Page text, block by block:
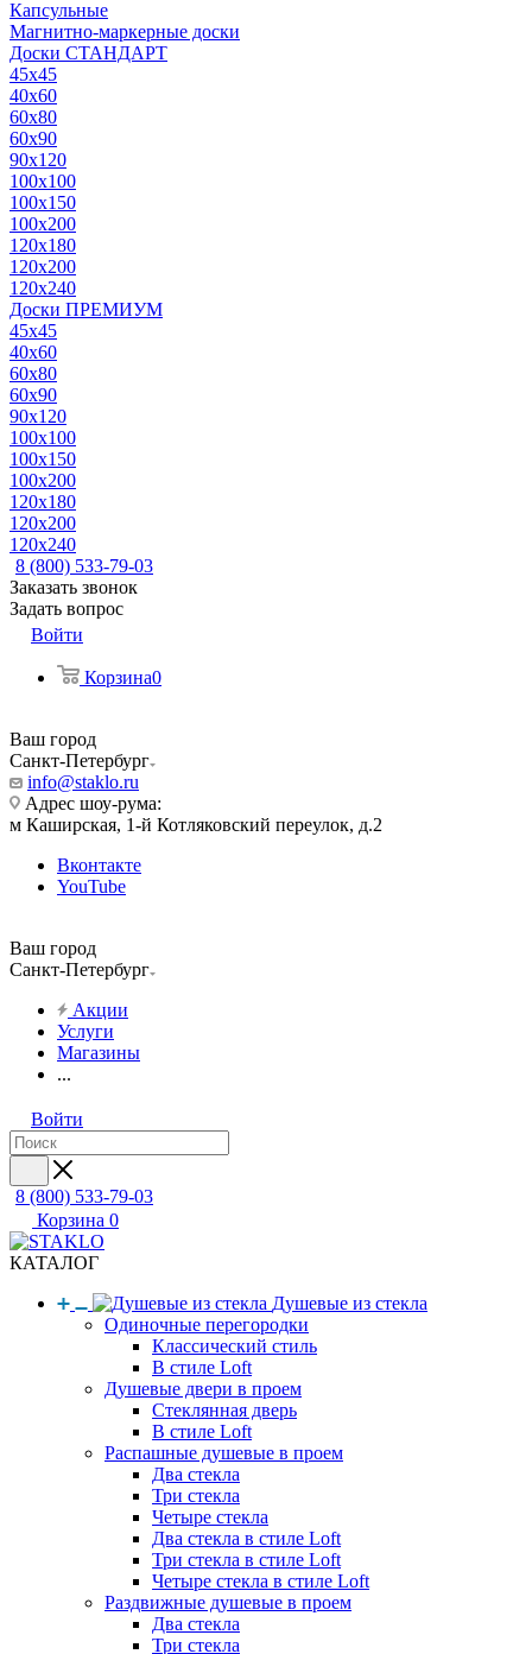
Капсульные
Магнитно-маркерные доски
Доски СТАНДАРТ
45x45
40x60
60x80
60x90
90x120
100x100
100x150
100x200
120x180
120x200
120x240
Доски ПРЕМИУМ
45x45
40x60
60x80
60x90
90x120
100x100
100x150
100x200
120x180
120x200
120x240
8 (800) 533-79-03
Заказать звонок
Задать вопрос
Войти
Корзина0
Ваш город
Санкт-Петербург
info@staklo.ru
Адрес шоу-рума:
м Каширская, 1-й Котляковский переулок, д.2
Вконтакте
YouTube
Ваш город
Санкт-Петербург
Акции
Услуги
Магазины
...
Войти
8 (800) 533-79-03
Корзина 0
КАТАЛОГ
Душевые из стекла
Одиночные перегородки
Классический стиль
В стиле Loft
Душевые двери в проем
Стеклянная дверь
В стиле Loft
Распашные душевые в проем
Два стекла
Три стекла
Четыре стекла
Два стекла в стиле Loft
Три стекла в стиле Loft
Четыре стекла в стиле Loft
Раздвижные душевые в проем
Два стекла
Три стекла